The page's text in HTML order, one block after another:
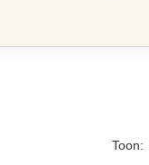
Toon: